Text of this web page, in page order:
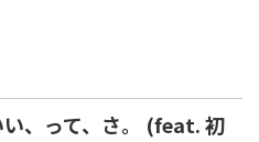
い、って、さ。 (feat. 初